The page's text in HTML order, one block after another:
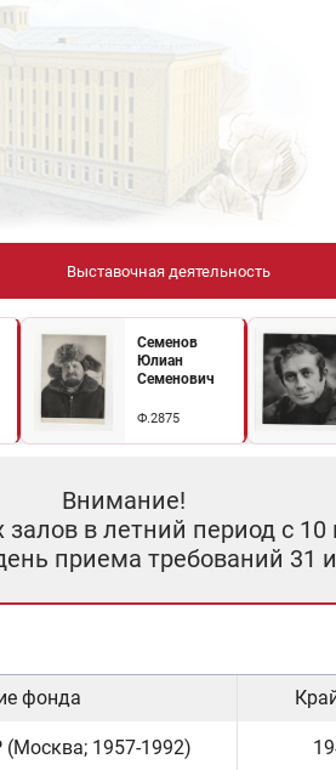
Выставочная деятельность
Семенов
Юлиан
Семенович
Ф.2875
Внимание!
в летний период с 10
приема требований 31
фонда
1957-1992)